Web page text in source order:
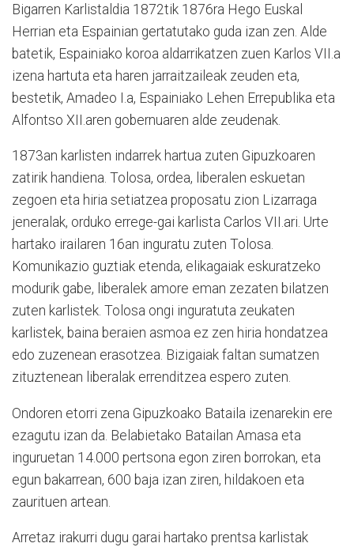
Bigarren Karlistaldia 1872tik 1876ra Hego Euskal
Herrian eta Espainian gertatutako guda izan zen. Alde
batetik, Espainiako koroa aldarrikatzen zuen Karlos VII.a
izena hartuta eta haren jarraitzaileak zeuden eta,
bestetik, Amadeo I.a, Espainiako Lehen Errepublika eta
Alfontso XII.aren gobernuaren alde zeudenak.
1873an karlisten indarrek hartua zuten Gipuzkoaren
zatirik handiena. Tolosa, ordea, liberalen eskuetan
zegoen eta hiria setiatzea proposatu zion Lizarraga
jeneralak, orduko errege-gai karlista Carlos VII.ari. Urte
hartako irailaren 16an inguratu zuten Tolosa.
Komunikazio guztiak etenda, elikagaiak eskuratzeko
modurik gabe, liberalek amore eman zezaten bilatzen
zuten karlistek. Tolosa ongi inguratuta zeukaten
karlistek, baina beraien asmoa ez zen hiria hondatzea
edo zuzenean erasotzea. Bizigaiak faltan sumatzen
zituztenean liberalak errenditzea espero zuten.
Ondoren etorri zena Gipuzkoako Bataila izenarekin ere
ezagutu izan da. Belabietako Batailan Amasa eta
inguruetan 14.000 pertsona egon ziren borrokan, eta
egun bakarrean, 600 baja izan ziren, hildakoen eta
zaurituen artean.
Arretaz irakurri dugu garai hartako prentsa karlistak